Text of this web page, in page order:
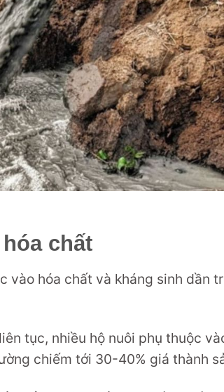
chất
vào hóa chất và kháng sinh dần
tục, nhiều hộ nuôi phụ thuộc
chiếm tới 30-40% giá thành